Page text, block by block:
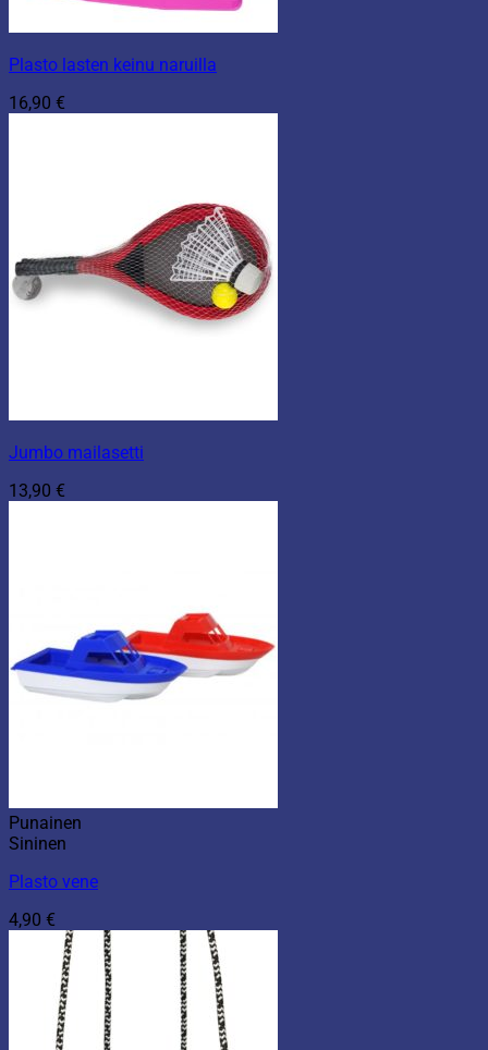
Plasto lasten keinu naruilla
16,90 €
Jumbo mailasetti
13,90 €
Punainen
Sininen
Plasto vene
4,90 €